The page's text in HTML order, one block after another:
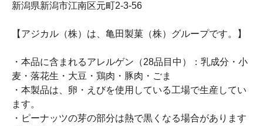
新潟県新潟市江南区元町2-3-56
【アジカル（株）は、亀田製菓（株）グループです。】
・本品に含まれるアレルゲン（28品目中）：乳成分・小
麦・落花生・大豆・鶏肉・豚肉・ごま
・本製品は、卵・えびを使用している工場で生産してい
ます。
・ピーナッツの芽の部分は熱で黒くなる場合があります